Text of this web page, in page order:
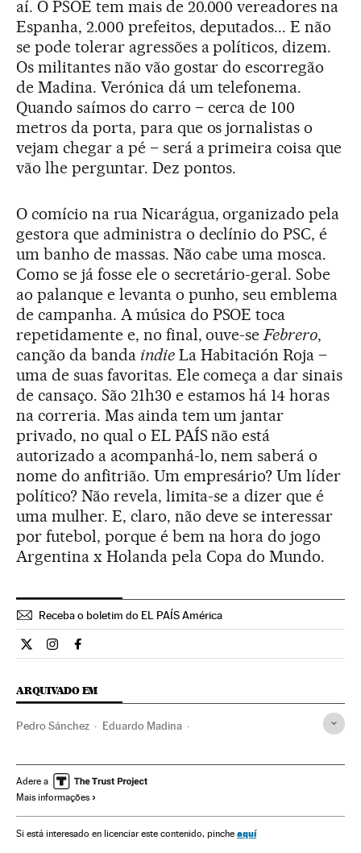
aí. O PSOE tem mais de 20.000 vereadores na
Espanha, 2.000 prefeitos, deputados... E não
se pode tolerar agressões a políticos, dizem.
Os militantes não vão gostar do escorregão
de Madina. Verónica dá um telefonema.
Quando saímos do carro – cerca de 100
metros da porta, para que os jornalistas o
vejam chegar a pé – será a primeira coisa que
vão lhe perguntar. Dez pontos.
O comício na rua Nicarágua, organizado pela
gestora que administra o declínio do PSC, é
um banho de massas. Não cabe uma mosca.
Como se já fosse ele o secretário-geral. Sobe
ao palanque e levanta o punho, seu emblema
de campanha. A música do PSOE toca
repetidamente e, no final, ouve-seFebrero,
canção da banda indieLa Habitación Roja –
uma de suas favoritas. Ele começa a dar sinais
de cansaço. São 21h30 e estamos há 14 horas
na correria. Mas ainda tem um jantar
privado, no qual o EL PAÍS não está
autorizado a acompanhá-lo, nem saberá o
nome do anfitrião. Um empresário? Um líder
político? Não revela, limita-se a dizer que é
uma mulher. E, claro, não deve se interessar
por futebol, porque é bem na hora do jogo
Argentina x Holanda pela Copa do Mundo.
Receba o boletim do EL PAÍS América
Internacional El País Brasil en Twitter
Internacional El País Brasil en Instagram
Internacional El País Brasil en Facebook
ARQUIVADO EM
Pedro Sánchez Eduardo Madina
Congresso dos Deputados Espanha
Parlamento
Partidos políticos Política
Adere a
Mais informações
Si está interesado en licenciar este contenido, pinche aquí